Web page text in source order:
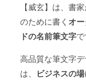
【威玄】は、書
のために書く オ
ドの名前筆文字で
高品質な筆文字
は、
ビジネスの